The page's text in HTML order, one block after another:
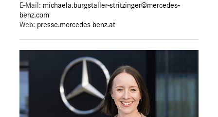
E-Mail: michaela.burgstaller-stritzinger@mercedes-
benz.com
Web: presse.mercedes-benz.at